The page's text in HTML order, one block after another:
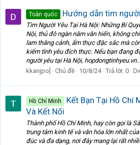
Toàn quốc Hướng dẫn tìm
Tìm Người Yêu Tại Hà Nội: Những Bí
Nội, thủ đô ngàn năm văn hiến, không
lam thắng cảnh, ẩm thực đặc sắc mà
kiếm tình yêu đích thực. Nếu bạn đang
người yêu tại Hà Nội,
kkanjpo[
Chủ đề 10/8/24 Trả lời: 0
Hồ Chí Minh
Kết Bạn Tại Hồ Chí
Và Kết Nối
Thành phố Hồ Chí Minh, hay còn gọi là
trung tâm kinh tế và văn hóa lớn nhất
đúc và đa dạng, nơi đây mang lại rất